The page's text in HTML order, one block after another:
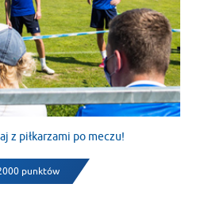
z piłkarzami po meczu!
punktów